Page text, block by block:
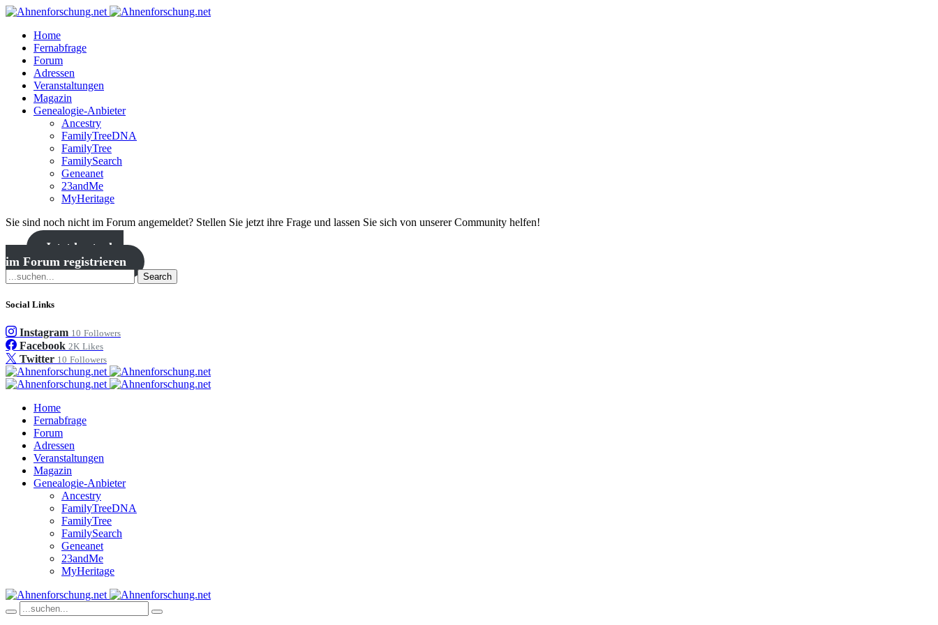
Home
Fernabfrage
Forum
Adressen
Veranstaltungen
Magazin
Genealogie-Anbieter
Ancestry
FamilyTreeDNA
FamilyTree
FamilySearch
Geneanet
23andMe
MyHeritage
Sie sind noch nicht im Forum angemeldet? Stellen Sie jetzt ihre Frage und lassen Sie sich von unserer Community helfen!
Jetzt kostenlos
im Forum registrieren
Search
Social Links
Instagram 10 Followers
Facebook 2K Likes
Twitter 10 Followers
Home
Fernabfrage
Forum
Adressen
Veranstaltungen
Magazin
Genealogie-Anbieter
Ancestry
FamilyTreeDNA
FamilyTree
FamilySearch
Geneanet
23andMe
MyHeritage